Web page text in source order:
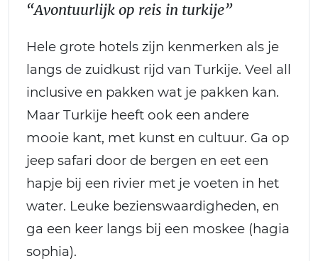
“Avontuurlijk op reis in turkije”
Hele grote hotels zijn kenmerken als je
langs de zuidkust rijd van Turkije. Veel all
inclusive en pakken wat je pakken kan.
Maar Turkije heeft ook een andere
mooie kant, met kunst en cultuur. Ga op
jeep safari door de bergen en eet een
hapje bij een rivier met je voeten in het
water. Leuke bezienswaardigheden, en
ga een keer langs bij een moskee (hagia
sophia).